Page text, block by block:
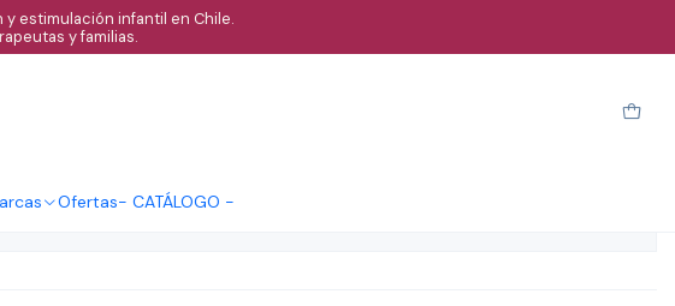
Ofertas- CATÁLOGO -
estimulación infantil en Chile.
y familias.
desenrollando la lengua PL-PR